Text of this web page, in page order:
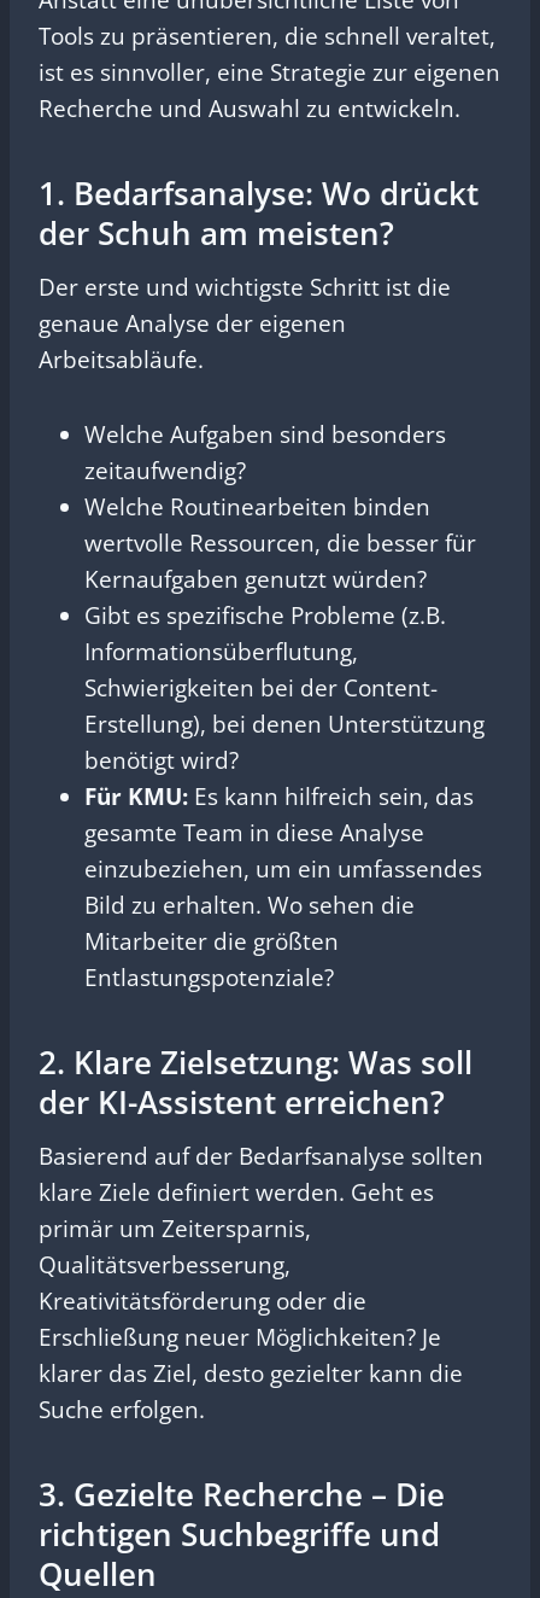
Tools zu präsentieren, die schnell veraltet,
ist es sinnvoller, eine Strategie zur eigenen
Recherche und Auswahl zu entwickeln.
1. Bedarfsanalyse: Wo drückt
der Schuh am meisten?
Der erste und wichtigste Schritt ist die
genaue Analyse der eigenen
Arbeitsabläufe.
Welche Aufgaben sind besonders
zeitaufwendig?
Welche Routinearbeiten binden
wertvolle Ressourcen, die besser für
Kernaufgaben genutzt würden?
Gibt es spezifische Probleme (z.B.
Informationsüberflutung,
Schwierigkeiten bei der Content-
Erstellung), bei denen Unterstützung
benötigt wird?
Für KMU: Es kann hilfreich sein, das
gesamte Team in diese Analyse
einzubeziehen, um ein umfassendes
Bild zu erhalten. Wo sehen die
Mitarbeiter die größten
Entlastungspotenziale?
2. Klare Zielsetzung: Was soll
der KI-Assistent erreichen?
Basierend auf der Bedarfsanalyse sollten
klare Ziele definiert werden. Geht es
primär um Zeitersparnis,
Qualitätsverbesserung,
Kreativitätsförderung oder die
Erschließung neuer Möglichkeiten? Je
klarer das Ziel, desto gezielter kann die
Suche erfolgen.
3. Gezielte Recherche – Die
richtigen Suchbegriffe und
Quellen